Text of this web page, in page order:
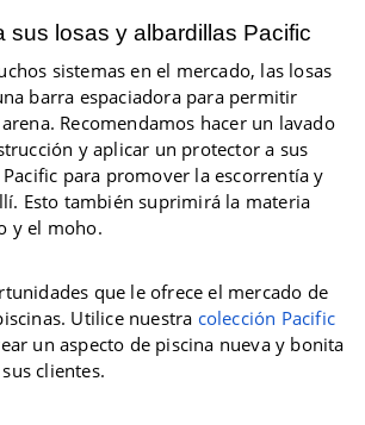
sus losas y albardillas Pacific
sistemas en el mercado, las losas
barra espaciadora para permitir
Recomendamos hacer un lavado
y aplicar un protector a sus
para promover la escorrentía y
Esto también suprimirá la materia
y el moho.
que le ofrece el mercado de
Utilice nuestra colección Pacific
un aspecto de piscina nueva y bonita
clientes.